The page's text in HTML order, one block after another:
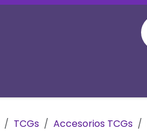
TCGs Accesorios TCGs